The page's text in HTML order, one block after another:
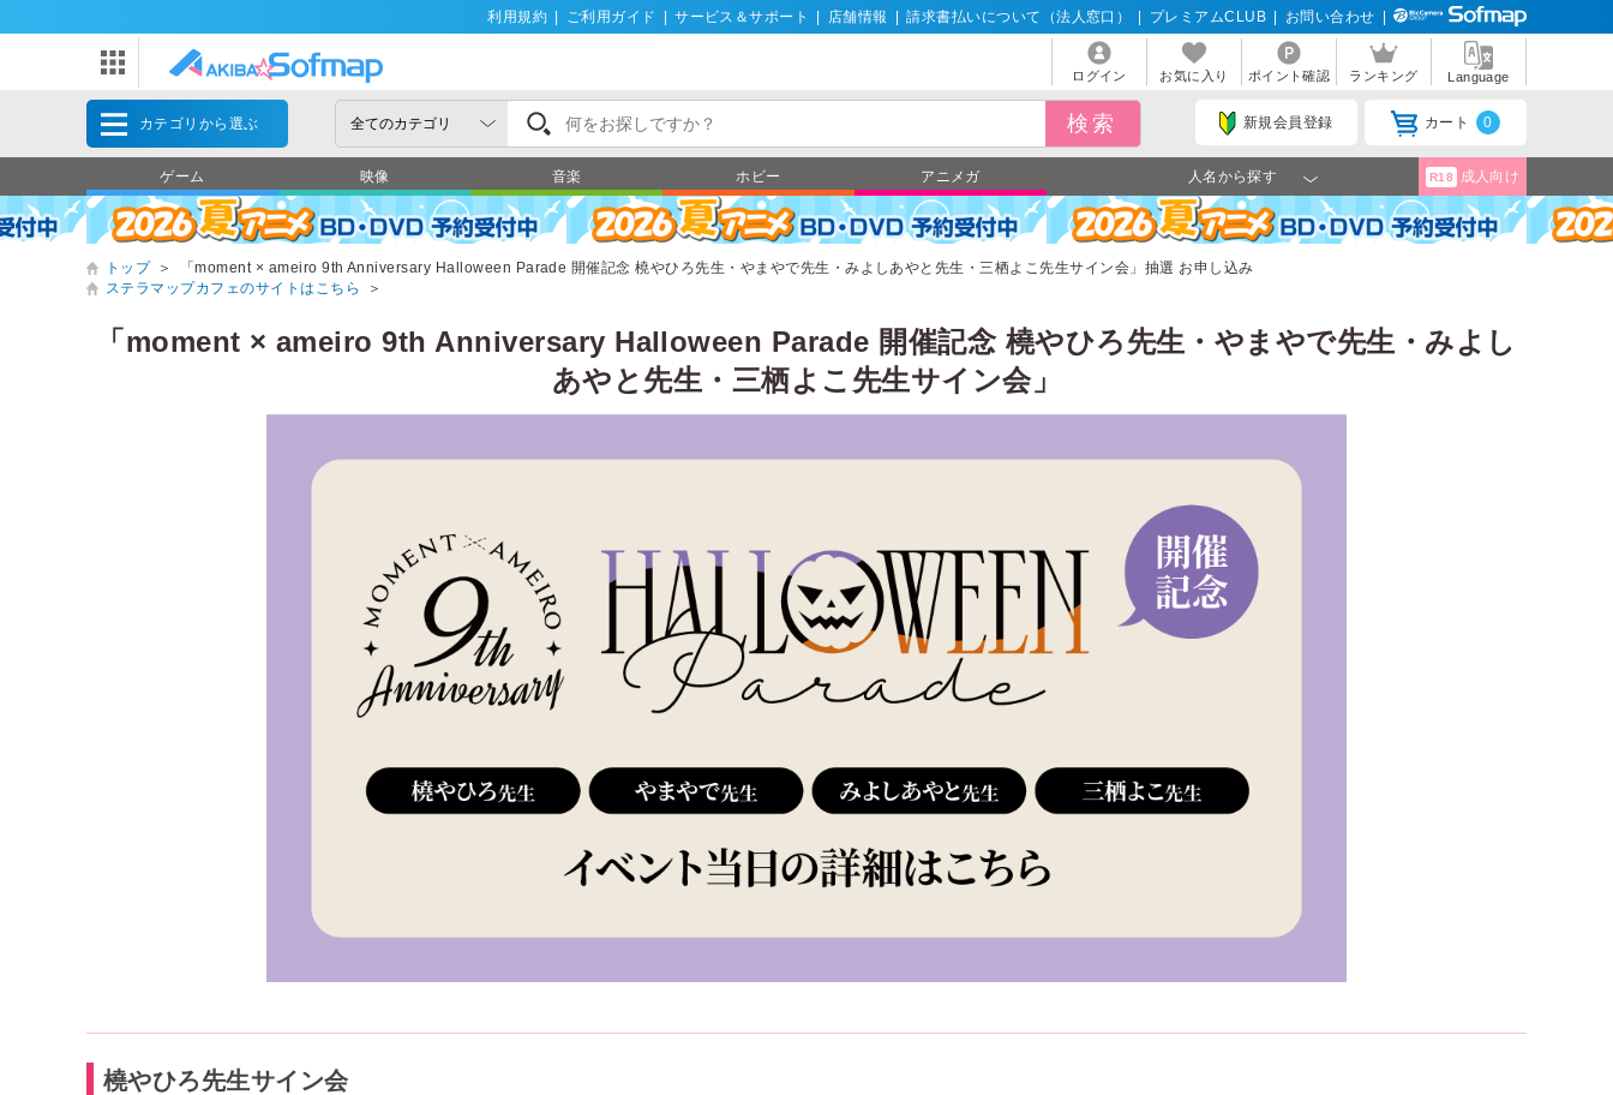
利用規約 ご利用ガイド サービス＆サポート 店舗情報 請求書払いについて（法人窓口） プレミアムCLUB お問い合わせ
ログイン お気に入り ポイント確認 ランキング Language
カテゴリから選ぶ 新規会員登録 カート 0
ゲーム 映像 音楽 ホビー アニメガ 人名から探す R18 成人向け
トップ ＞
「moment × ameiro 9th Anniversary Halloween Parade 開催記念 橈やひろ先生・やまやで先生・みよしあやと先生・三栖よこ先生サイン会」抽選 お申し込み
ステラマップカフェのサイトはこちら
＞
「moment × ameiro 9th Anniversary Halloween Parade 開催記念 橈やひろ先生・やまやで先生・みよし
あやと先生・三栖よこ先生サイン会」
橈やひろ先生サイン会